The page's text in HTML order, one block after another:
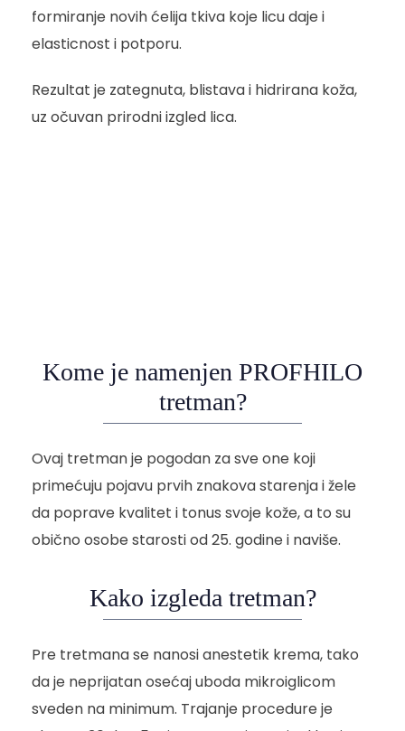
formiranje novih ćelija tkiva koje licu daje i
elasticnost i potporu.
Rezultat je zategnuta, blistava i hidrirana koža,
uz očuvan prirodni izgled lica.
Kome je namenjen PROFHILO
tretman?
Ovaj tretman je pogodan za sve one koji
primećuju pojavu prvih znakova starenja i žele
da poprave kvalitet i tonus svoje kože, a to su
obično osobe starosti od 25. godine i naviše.
Kako izgleda tretman?
Pre tretmana se nanosi anestetik krema, tako
da je neprijatan osećaj uboda mikroiglicom
sveden na minimum. Trajanje procedure je